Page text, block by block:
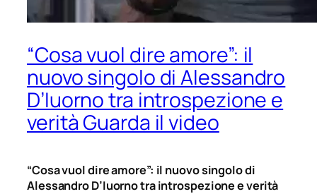
“Cosa vuol dire amore”: il
nuovo singolo di Alessandro
D’Iuorno tra introspezione e
verità Guarda il video
“Cosa vuol dire amore”: il nuovo singolo di
Alessandro D’Iuorno tra introspezione e verità